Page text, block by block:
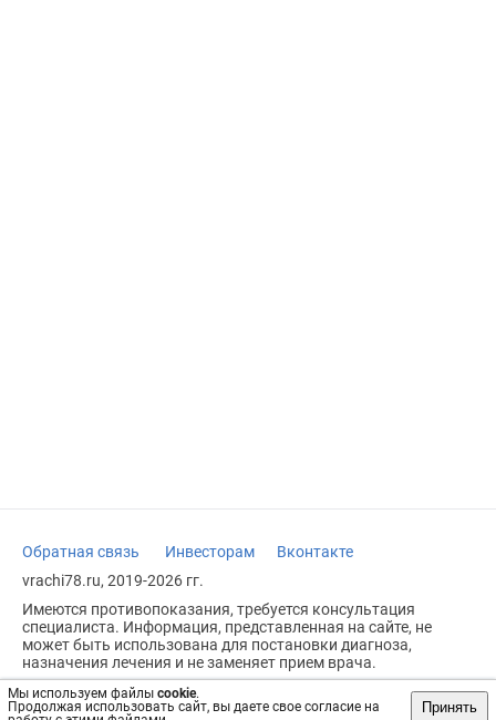
Мы используем файлы cookie.
Продолжая использовать сайт, вы даете свое согласие на
Принять
Обратная связь Инвесторам
Вконтакте
vrachi78.ru, 2019-2026 гг.
Имеются противопоказания, требуется консультация
специалиста. Информация, представленная на сайте, не
может быть использована для постановки диагноза,
назначения лечения и не заменяет прием врача.
Возрастное ограничение: 18+